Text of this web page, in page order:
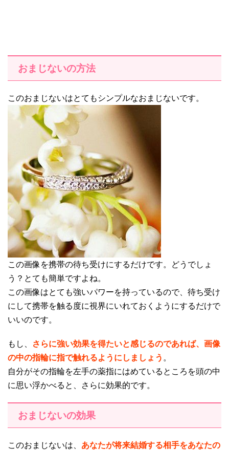
おまじないの方法
このおまじないはとてもシンプルなおまじないです。
この画像を携帯の待ち受けにするだけです。どうでしょ
う？とても簡単ですよね。
この画像はとても強いパワーを持っているので、待ち受け
にして携帯を触る度に視界にいれておくようにするだけで
いいのです。
もし、
さらに強い効果を得たいと感じるのであれば、画像
の中の指輪に指で触れるようにしましょう 。
自分がその指輪を左手の薬指にはめているところを頭の中
に思い浮かべると、さらに効果的です。
おまじないの効果
このおまじないは、 あなたが将来結婚する相手をあなたの